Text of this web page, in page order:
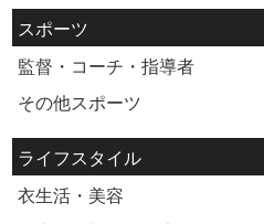
スポーツ
監督・コーチ・指導者
その他スポーツ
ライフスタイル
衣生活・美容